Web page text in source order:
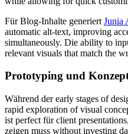
Für Blog-Inhalte generiert Junia
automatic alt-text, improving
simultaneously. Die ability to
relevant visuals that match the
Prototyping und
Während der early stages of
rapid exploration of visual
ist perfect für client
zeigen muss without investing